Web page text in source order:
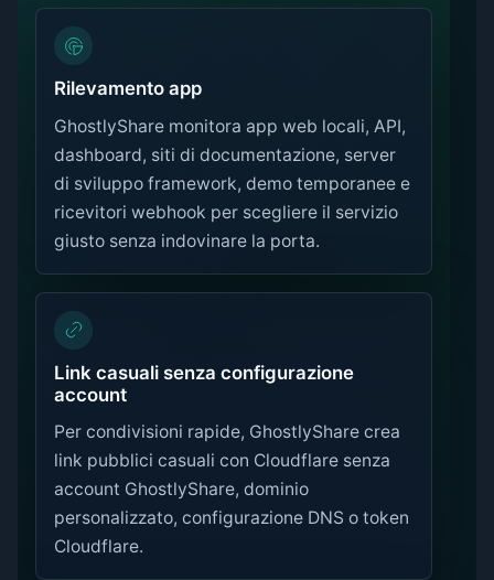
Rilevamento app
GhostlyShare monitora app web locali, API,
dashboard, siti di documentazione, server
di sviluppo framework, demo temporanee e
ricevitori webhook per scegliere il servizio
giusto senza indovinare la porta.
Link casuali senza configurazione
account
Per condivisioni rapide, GhostlyShare crea
link pubblici casuali con Cloudflare senza
account GhostlyShare, dominio
personalizzato, configurazione DNS o token
Cloudflare.